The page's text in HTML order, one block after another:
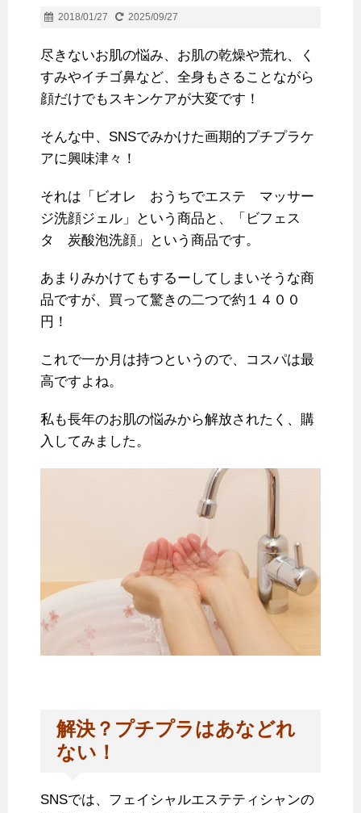
2018/01/27 2025/09/27
尽きないお肌の悩み、お肌の乾燥や荒れ、く
すみやイチゴ鼻など、全身もさることながら
顔だけでもスキンケアが大変です！
そんな中、SNSでみかけた画期的プチプラケ
アに興味津々！
それは「ビオレ おうちでエステ マッサー
ジ洗顔ジェル」という商品と、「ビフェス
タ 炭酸泡洗顔」という商品です。
あまりみかけてもするーしてしまいそうな商
品ですが、買って驚きの二つで約１４００
円！
これで一か月は持つというので、コスパは最
高ですよね。
私も長年のお肌の悩みから解放されたく、購
入してみました。
解決？プチプラはあなどれ
ない！
SNSでは、フェイシャルエステティシャンの